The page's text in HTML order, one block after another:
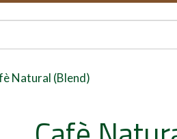
Natural (Blend)